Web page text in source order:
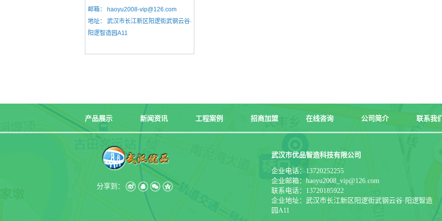
邮箱：
haoyu2008-vip@126.com
地址： 武汉市长江新区阳逻街武钢云谷·
阳逻智造园A11
分享到：
产品展示 新闻资讯 工程案例 招商加盟 在线咨询 公司简介 联系我
武汉市优品智造科技有限公司
企业电话：13720252255
企业邮箱：haoyu2008_vip@126.com
联系电话：13720185922
企业地址：武汉市长江新区阳逻街武钢云谷·阳逻智造
园A11